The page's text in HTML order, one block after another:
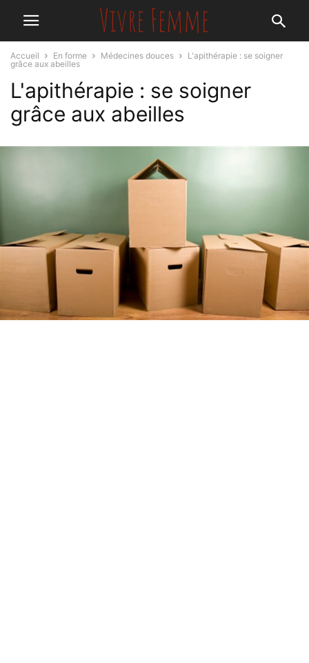
Accueil En forme Médecines douces
L'apithérapie : se soigner
grâce aux abeilles
L'apithérapie : se soigner
grâce aux abeilles